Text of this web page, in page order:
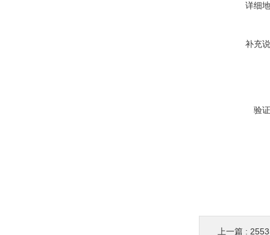
详细
补充
验
上一篇 :